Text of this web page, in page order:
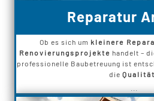
Reparatur
Ob es sich um kleinere
Renovierungsprojekte handelt –
professionelle Baubetreuung ist
die